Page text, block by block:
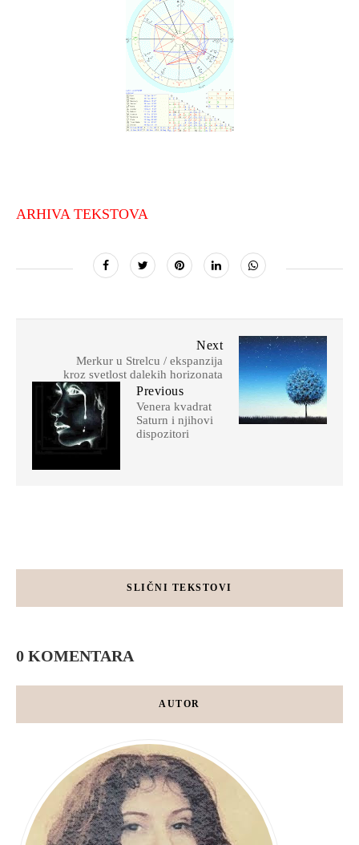
ARHIVA TEKSTOVA
Next
Merkur u Strelcu / ekspanzija
kroz svetlost dalekih horizonata
Previous
Venera kvadrat
Saturn i njihovi
dispozitori
SLIČNI TEKSTOVI
0 KOMENTARA
AUTOR